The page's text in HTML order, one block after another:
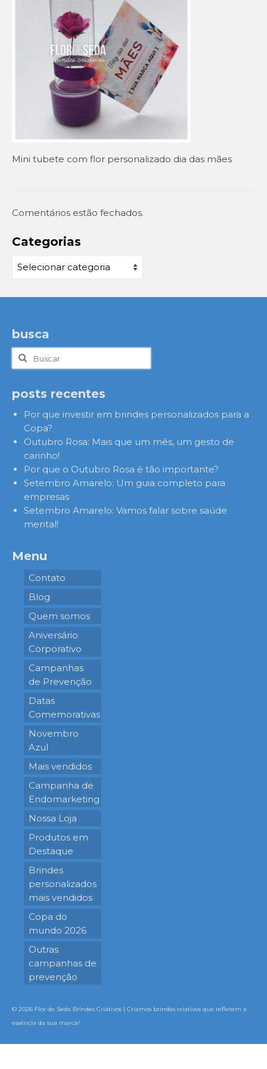
Setembro Amarelo
Outubro Rosa
Novembro Azul
Outras campanhas de prevenção
Copa do mundo 2026
Festa Caipira
QUEM SOMOS
EM DESTAQUE
Mini tubete com flor personalizado dia das mães
Comentários estão fechados.
Categorias
Categorias
busca
Buscar
por:
posts recentes
Por que investir em brindes personalizados para a
Copa?
Outubro Rosa: Mais que um mês, um gesto de
carinho!
Por que o Outubro Rosa é tão importante?
Setembro Amarelo: Um guia completo para
empresas
Setembro Amarelo: Vamos falar sobre saúde
mental!
Menu
Contato
Blog
Quem somos
Aniversário
Corporativo
Campanhas
de Prevenção
Datas
Comemorativas
Novembro
Azul
Mais vendidos
Campanha de
Endomarketing
Nossa Loja
Produtos em
Destaque
Brindes
personalizados
mais vendidos
Copa do
mundo 2026
Outras
campanhas de
prevenção
© 2026 Flor de Seda Brindes Criativos | Criamos brindes criativos que refletem a
essência da sua marca!